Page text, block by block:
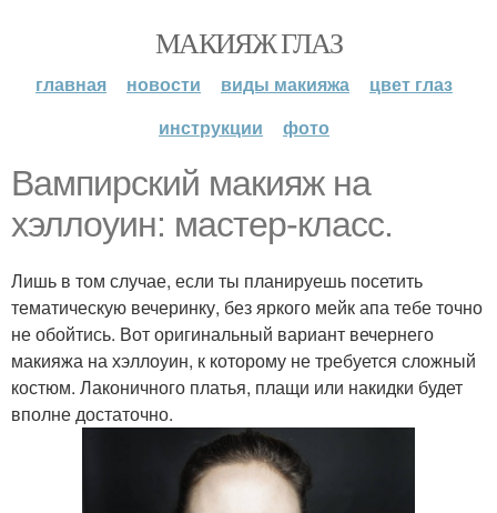
МАКИЯЖ ГЛАЗ
главная новости виды макияжа
цвет глаз
инструкции
фото
Вампирский макияж на
хэллоуин: мастер-класс.
Лишь в том случае, если ты планируешь посетить
тематическую вечеринку, без яркого мейк апа тебе точно
не обойтись. Вот оригинальный вариант вечернего
макияжа на хэллоуин, к которому не требуется сложный
костюм. Лаконичного платья, плащи или накидки будет
вполне достаточно.